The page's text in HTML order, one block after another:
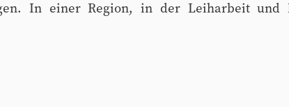
In einer Region, in der Leiharbeit und